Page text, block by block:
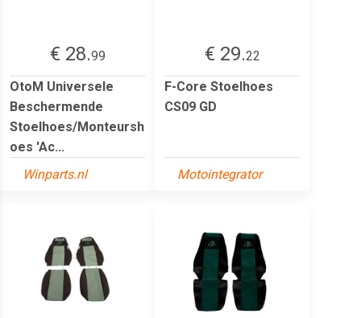
€ 28.99
OtoM Universele
Beschermende
Stoelhoes/Monteursh
oes 'Ac...
Winparts.nl
€ 29.22
F-Core Stoelhoes
CS09 GD
Motointegrator